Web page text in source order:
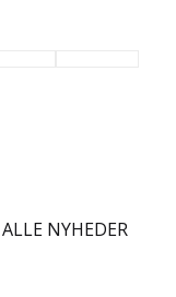
ALLE NYHEDER